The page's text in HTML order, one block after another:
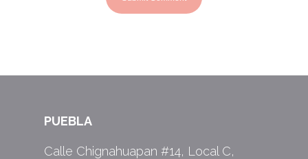
PUEBLA
Calle Chignahuapan #14, Local C,